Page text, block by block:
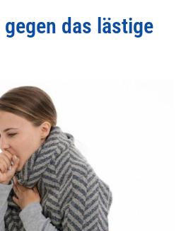
gegen das lästige